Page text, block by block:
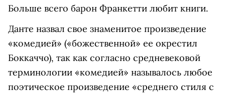
Больше всего барон Франкетти любит книги.
Данте назвал свое знаменитое произведение
«комедией» («божественной» ее окрестил
Боккаччо), так как согласно средневековой
терминологии «комедией» называлось любое
поэтическое произведение «среднего стиля с